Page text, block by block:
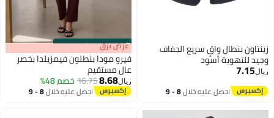
زينتاون بنطال واقٍ سريع الجفاف
وجيد للتهوية أسود
ريال7.15
احصل عليه خلال 8 - 9
00m:00s
·باقي 100% عرض برق
فيرو مودا بنطلون فيمزيلدا بخصر
عالٍ مستقيم
ريال8.68
16.75خصم 48%
احصل عليه خلال 8 - 9